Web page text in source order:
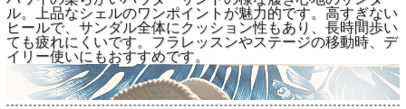
ル。上品なシェルのワンポイントが魅力的です。高すぎない
ヒールで、サンダル全体にクッション性もあり、長時間歩い
ても疲れにくいです。フラレッスンやステージの移動時、デ
イリー使いにもおすすめです。